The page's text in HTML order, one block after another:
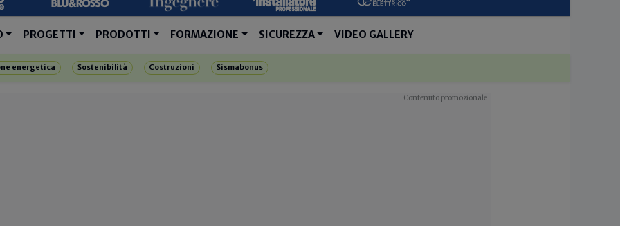
PROGETTI PRODOTTI FORMAZIONE SICUREZZA VIDEO GALLERY
energetica Sostenibilità Costruzioni Sismabonus